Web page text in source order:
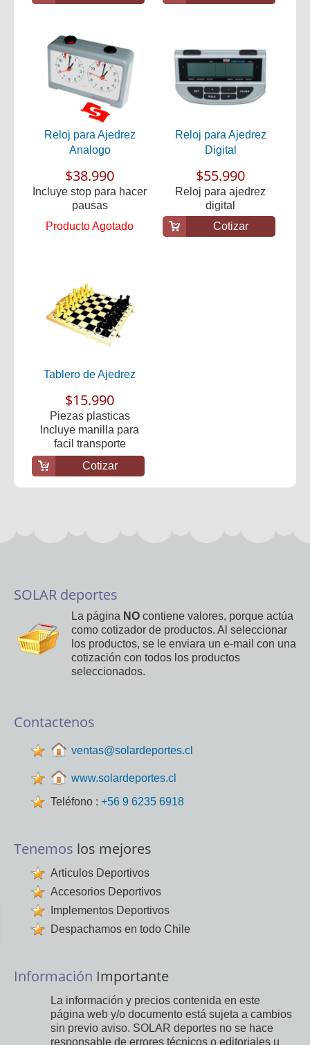
Reloj para Ajedrez
Analogo
$38.990
Incluye stop para hacer
pausas
Producto Agotado
Reloj para Ajedrez
Digital
$55.990
Reloj para ajedrez
digital
Cotizar
Tablero de Ajedrez
$15.990
Piezas plasticas
Incluye manilla para
facil transporte
Cotizar
SOLAR deportes
La página NO contiene valores, porque actúa
como cotizador de productos. Al seleccionar
los productos, se le enviara un e-mail con una
cotización con todos los productos
seleccionados.
Contactenos
ventas@solardeportes.cl
www.solardeportes.cl
Teléfono : +56 9 6235 6918
Tenemos los mejores
Articulos Deportivos
Accesorios Deportivos
Implementos Deportivos
Despachamos en todo Chile
Información Importante
La información y precios contenida en este
página web y/o documento está sujeta a cambios
sin previo aviso. SOLAR deportes no se hace
responsable de errores técnicos o editoriales u